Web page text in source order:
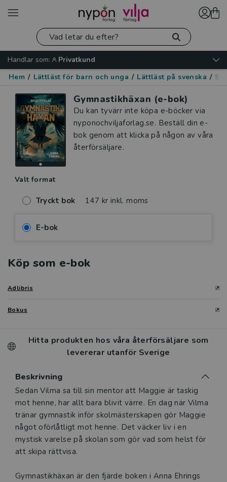
Handlar som:
Privatkund
Hem / Lättläst för barn och unga / Lättläst på svenska /
Gymnastikhäxan (e-bok)
Du kan tyvärr inte köpa e-böcker via
nyponochviljaforlag.se. Beställ din e-
bok genom att klicka på någon av våra
återförsäljare.
Valt format
Tryckt bok 147 kr inkl. moms
E-bok
Köp som e-bok
Adlibris
Bokus
Hitta produkten hos våra återförsäljare som
levererar utanför Sverige
Beskrivning
Beskrivning
Sedan Vilma sa till sin mentor att Maggie är taskig
mot henne, har allt bara blivit värre. En dag när Vilma
tränar gymnastik inför skolmästerskapen gör Maggie
något oförlåtligt mot henne. Det väcker liv i en
mystisk varelse på skolan som gör vad som helst för
att skipa rättvisa.
Gymnastikhäxan är den fjärde boken i Anna Ehrings